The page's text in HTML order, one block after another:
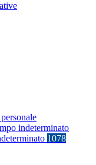
indeterminato
1078